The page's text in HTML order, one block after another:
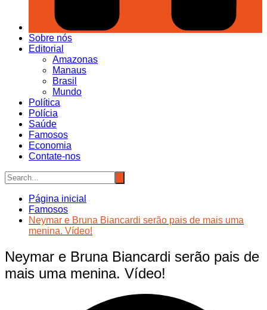
Sobre nós
Editorial
Amazonas
Manaus
Brasil
Mundo
Política
Polícia
Saúde
Famosos
Economia
Contate-nos
Página inicial
Famosos
Neymar e Bruna Biancardi serão pais de mais uma
menina. Vídeo!
Neymar e Bruna Biancardi serão pais de
mais uma menina. Vídeo!